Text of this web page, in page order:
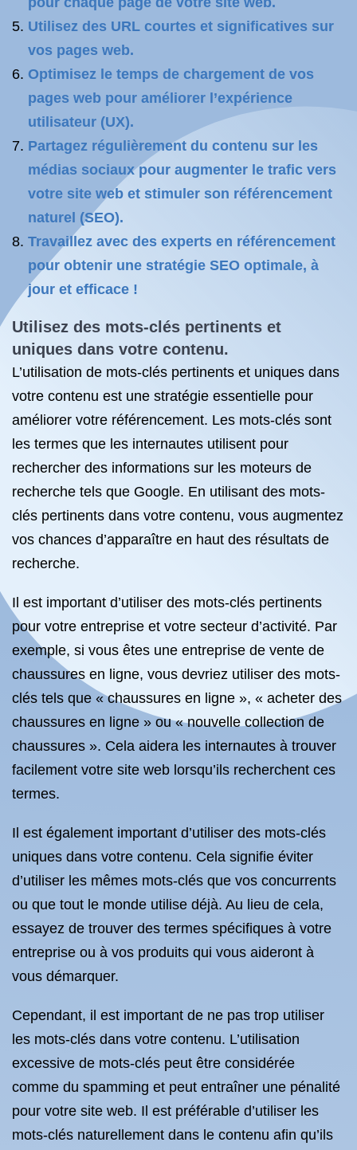
Utilisez des URL courtes et significatives sur
vos pages web.
Optimisez le temps de chargement de vos
pages web pour améliorer l’expérience
utilisateur (UX).
Partagez régulièrement du contenu sur les
médias sociaux pour augmenter le trafic vers
votre site web et stimuler son référencement
naturel (SEO).
Travaillez avec des experts en référencement
pour obtenir une stratégie SEO optimale, à
jour et efficace !
Utilisez des mots-clés pertinents et
uniques dans votre contenu.
L’utilisation de mots-clés pertinents et uniques dans
votre contenu est une stratégie essentielle pour
améliorer votre référencement. Les mots-clés sont
les termes que les internautes utilisent pour
rechercher des informations sur les moteurs de
recherche tels que Google. En utilisant des mots-
clés pertinents dans votre contenu, vous augmentez
vos chances d’apparaître en haut des résultats de
recherche.
Il est important d’utiliser des mots-clés pertinents
pour votre entreprise et votre secteur d’activité. Par
exemple, si vous êtes une entreprise de vente de
chaussures en ligne, vous devriez utiliser des mots-
clés tels que « chaussures en ligne », « acheter des
chaussures en ligne » ou « nouvelle collection de
chaussures ». Cela aidera les internautes à trouver
facilement votre site web lorsqu’ils recherchent ces
termes.
Il est également important d’utiliser des mots-clés
uniques dans votre contenu. Cela signifie éviter
d’utiliser les mêmes mots-clés que vos concurrents
ou que tout le monde utilise déjà. Au lieu de cela,
essayez de trouver des termes spécifiques à votre
entreprise ou à vos produits qui vous aideront à
vous démarquer.
Cependant, il est important de ne pas trop utiliser
les mots-clés dans votre contenu. L’utilisation
excessive de mots-clés peut être considérée
comme du spamming et peut entraîner une pénalité
pour votre site web. Il est préférable d’utiliser les
mots-clés naturellement dans le contenu afin qu’ils